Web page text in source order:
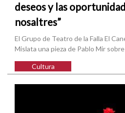
deseos y las
nosaltres”
El Grupo de Teatro de la Falla El
Mislata una pieza de Pablo Mir
Cultura